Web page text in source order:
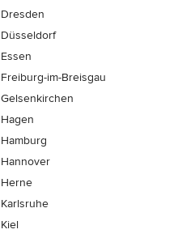
Dresden
Düsseldorf
Essen
Freiburg-im-Breisgau
Gelsenkirchen
Hagen
Hamburg
Hannover
Herne
Karlsruhe
Kiel